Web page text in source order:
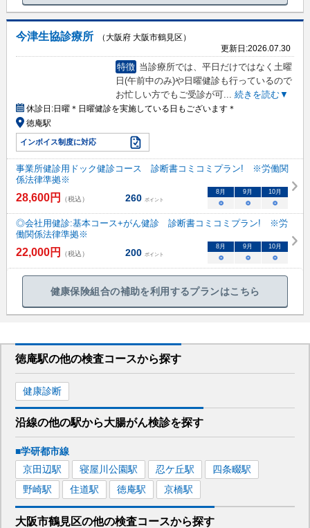
今津生協診療所
（大阪府 大阪市鶴見区）
更新日:2026.07.30
特徴 当診療所では、平日だけではなく土曜
日(午前中のみ)や日曜健診も行っているので
お忙しい方でもご受診が可... 続きを読む▼
休診日:日曜＊日曜健診を実施している日もございます＊
徳庵駅
インボイス制度に対応
事業所健診用ドック健診コース 診断書コミコミプラン! ※労働関
係法律準拠※
28,600円 （税込） 260 ポイント
8 月 9 月 10月
○ ○ ○
◎会社用健診:基本コース+がん健診 診断書コミコミプラン! ※労
働関係法律準拠※
22,000円 （税込） 200 ポイント
8 月 9 月 10月
○ ○ ○
健康保険組合の補助を利用するプランはこちら
徳庵駅の他の検査コースから探す
健康診断
沿線の他の駅から大腸がん検診を探す
■学研都市線
京田辺駅 寝屋川公園駅 忍ケ丘駅 四条畷駅
野崎駅 住道駅 徳庵駅 京橋駅
大阪市鶴見区の他の検査コースから探す